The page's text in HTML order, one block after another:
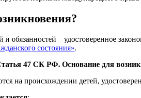
обязанностей – удостоверенное
состояния».
47 СК РФ. Основание для
на происхождении детей,